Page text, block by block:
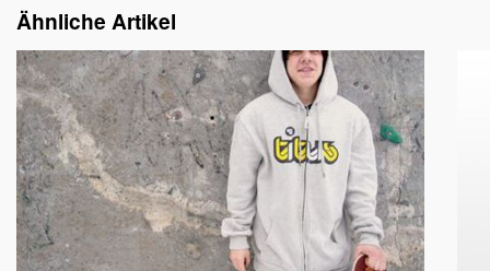
Ähnliche Artikel